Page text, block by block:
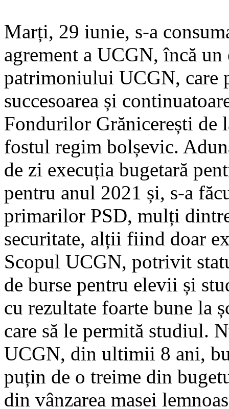
Marți, 29 iunie, s-a
agrement a UCGN, încă
patrimoniului UCGN, care
succesoarea și
Fondurilor Grănicerești de
fostul regim bolșevic.
de zi execuția bugetară
pentru anul 2021 și, s-a
primarilor PSD, mulți
securitate, alții fiind doar
Scopul UCGN, potrivit
de burse pentru elevii și
cu rezultate foarte bune la
care să le permită studiul.
UCGN, din ultimii 8 ani,
puțin de o treime din
din vânzarea masei